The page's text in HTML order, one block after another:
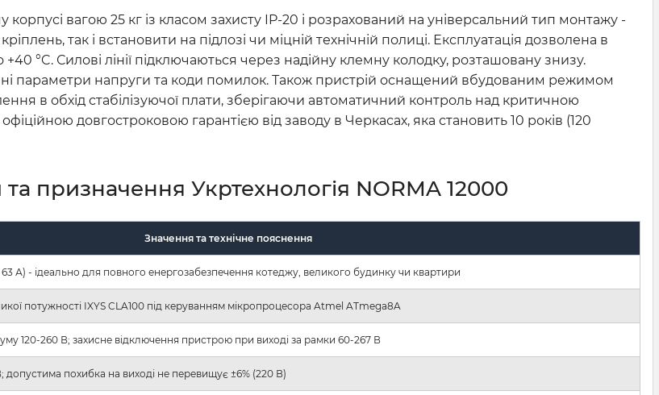
вагою 25 кг із класом захисту IP-20 і розрахований на універсальний тип монтажу -
так і встановити на підлозі чи міцній технічній полиці. Експлуатація дозволена в
°C. Силові лінії підключаються через надійну клемну колодку, розташовану знизу.
параметри напруги та коди помилок. Також пристрій оснащений вбудованим режимом
в обхід стабілізуючої плати, зберігаючи автоматичний контроль над критичною
довгостроковою гарантією від заводу в Черкасах, яка становить 10 років (120
призначення Укртехнологія NORMA 12000
Значення та технічне пояснення
А) - ідеально для повного енергозабезпечення котеджу, великого будинку чи квартири
потужності IXYS CLA100 під керуванням мікропроцесора Atmel ATmega8A
120-260 В; захисне відключення пристрою при виході за рамки 60-267 В
В; допустима похибка на виході не перевищує ±6% (220 В)